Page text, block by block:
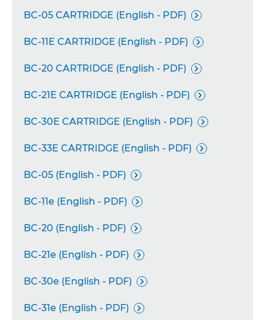
BC-05 CARTRIDGE (English - PDF) 
BC-11E CARTRIDGE (English - PDF) 
BC-20 CARTRIDGE (English - PDF) 
BC-21E CARTRIDGE (English - PDF) 
BC-30E CARTRIDGE (English - PDF) 
BC-33E CARTRIDGE (English - PDF) 
BC-05 (English - PDF) 
BC-11e (English - PDF) 
BC-20 (English - PDF) 
BC-21e (English - PDF) 
BC-30e (English - PDF) 
BC-31e (English - PDF) 